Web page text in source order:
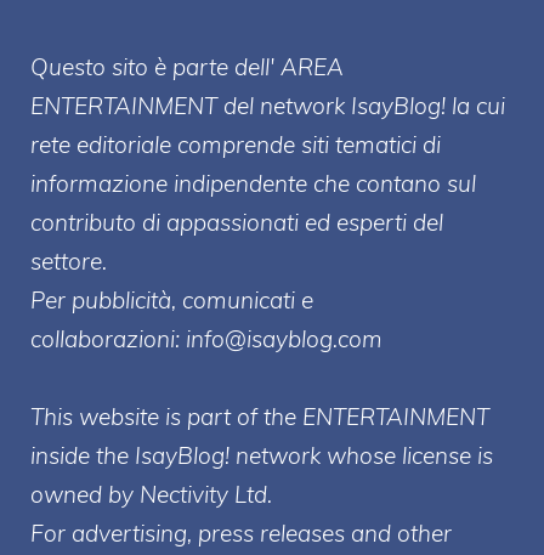
Questo sito è parte dell' AREA
ENTERTAINMENT del network IsayBlog! la cui
rete editoriale comprende siti tematici di
informazione indipendente che contano sul
contributo di appassionati ed esperti del
settore.
Per pubblicità, comunicati e
collaborazioni: info@isayblog.com
This website is part of the ENTERTAINMENT
inside the IsayBlog! network whose license is
owned by Nectivity Ltd.
For advertising, press releases and other